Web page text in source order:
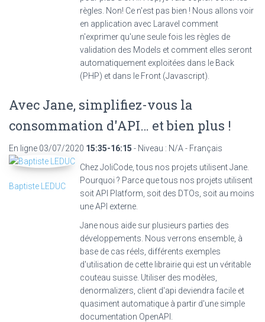
règles. Non! Ce n'est pas bien ! Nous allons voir
en application avec Laravel comment
n'exprimer qu'une seule fois les règles de
validation des Models et comment elles seront
automatiquement exploitées dans le Back
(PHP) et dans le Front (Javascript).
Avec Jane, simplifiez-vous la
consommation d'API… et bien plus !
En ligne 03/07/2020 15:35-16:15 - Niveau : N/A - Français
Chez JoliCode, tous nos projets utilisent Jane.
Pourquoi ? Parce que tous nos projets utilisent
soit API Platform, soit des DTOs, soit au moins
une API externe.
Jane nous aide sur plusieurs parties des
développements. Nous verrons ensemble, à
base de cas réels, différents exemples
d'utilisation de cette librairie qui est un véritable
couteau suisse. Utiliser des modèles,
denormalizers, client d'api deviendra facile et
quasiment automatique à partir d'une simple
documentation OpenAPI.
Baptiste LEDUC